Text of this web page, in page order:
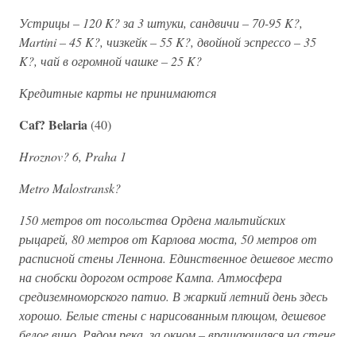
Устрицы – 120 K? за 3 штуки, сандвичи – 70-95 K?,
Martini – 45 K?, чизкейк – 55 K?, двойной эспрессо – 35
K?, чай в огромной чашке – 25 K?
Кредитные карты не принимаются
Caf? Belaria(40)
Hroznov? 6, Praha 1
Metro Malostransk?
150 метров от посольства Ордена мальтийских
рыцарей, 80 метров от Карлова моста, 50 метров от
расписной стены Леннона. Единственное дешевое место
на снобски дорогом острове Кампа. Атмосфера
средиземноморского патио. В жаркий летний день здесь
хорошо. Белые стены с нарисованным плющом, дешевое